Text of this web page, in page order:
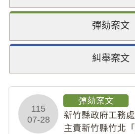
彈劾案文
糾舉案文
115
07-28
彈劾案文
新竹縣政府工務
主責新竹縣竹北